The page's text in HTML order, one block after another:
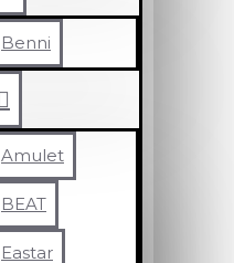
Benni
Amulet
BEAT
Eastar